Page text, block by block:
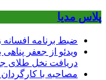
پلاس مدیا
ضبط برنامه افسانه
ویدئو از جعفر
دریافت نخل طلای
مصاحبه با